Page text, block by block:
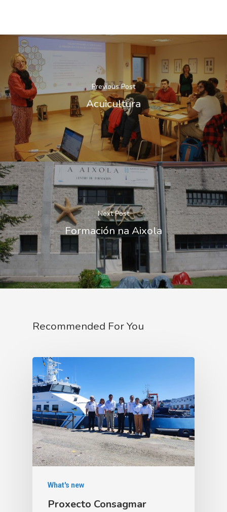
Previous Post
Acuicultura
Next Post
Formación na Aixola
Recommended For You
What's new
Proxecto Consagmar